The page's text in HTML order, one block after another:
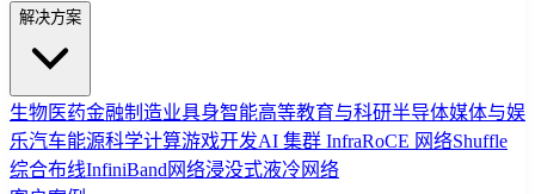
解决方案
生物医药金融制造业具身智能高等教育与科研半导体媒体与娱
乐汽车能源科学计算游戏开发AI 集群 InfraRoCE 网络Shuffle
综合布线InfiniBand网络浸没式液冷网络